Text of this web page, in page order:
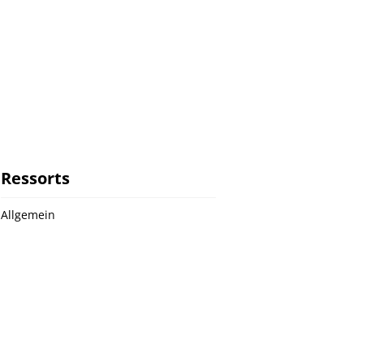
Ressorts
Allgemein